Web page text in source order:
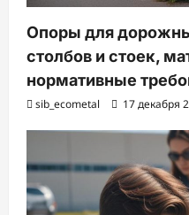
Опоры для
столбов и стоек,
нормативные
sib_ecometal 17 декабря